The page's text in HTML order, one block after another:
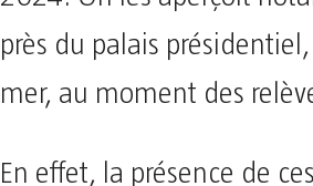
près du palais
mer, au moment des
En effet, la présence de ces